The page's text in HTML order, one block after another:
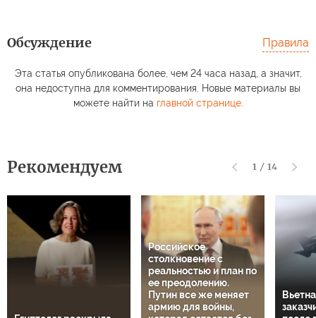
Обсуждение Правила
Эта статья опубликована более, чем 24 часа назад, а значит,
она недоступна для комментирования. Новые материалы вы
можете найти на главной странице.
Рекомендуем 1 / 14
Российское
столкновение с
реальностью и план по
ее преодолению.
Путин все же меняет
армию для войны,